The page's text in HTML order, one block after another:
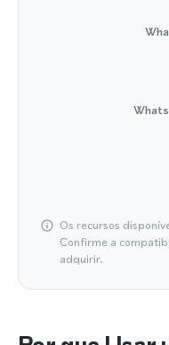
Os recursos
Confirme a
adquirir.